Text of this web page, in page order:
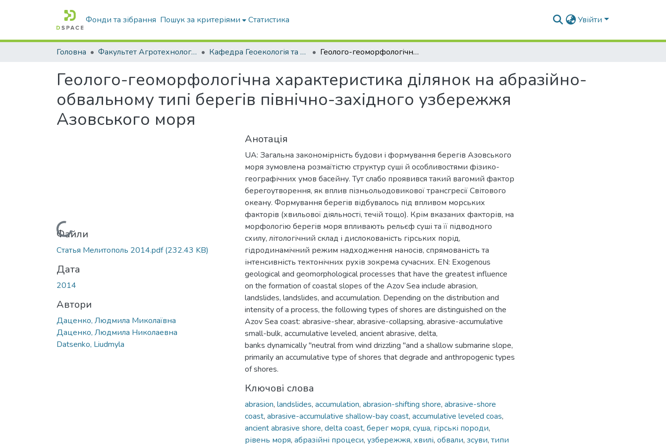
Фонди та зібрання Пошук за критеріями Статистика Увійти
Головна Факультет Агротехнологій та екології Кафедра Геоекологія та землеустрій Геолого-геоморфологічна характеристика ділянок на абразійно-обвальному типі берегів північно-західного узбережжя Азовського моря
Геолого-геоморфологічна характеристика ділянок на абразійно-
обвальному типі берегів північно-західного узбережжя
Азовського моря
Вантажиться...
Файли
Статья Мелитополь 2014.pdf(232.43 KB)
Дата
2014
Автори
Даценко, Людмила Миколаївна
Даценко, Людмила Николаевна
Datsenko, Liudmyla
Анотація
UA: Загальна закономірність будови і формування берегів Азовського
моря зумовлена розмаїтістю структур суші й особливостями фізико-
географічних умов басейну. Тут слабо проявився такий вагомий фактор
берегоутворення, як вплив пізньольодовикової трансгресії Світового
океану. Формування берегів відбувалось під впливом морських
факторів (хвильової діяльності, течій тощо). Крім вказаних факторів, на
морфологію берегів моря впливають рельєф суші та її підводного
схилу, літологічний склад і дислокованість гірських порід,
гідродинамічний режим надходження наносів, спрямованість та
інтенсивність тектонічних рухів зокрема сучасних. EN: Exogenous
geological and geomorphological processes that have the greatest influence
on the formation of coastal slopes of the Azov Sea include abrasion,
landslides, landslides, and accumulation. Depending on the distribution and
intensity of a process, the following types of shores are distinguished on the
Azov Sea coast: abrasive-shear, abrasive-collapsing, abrasive-accumulative
small-bulk, accumulative leveled, ancient abrasive, delta,
banks dynamically "neutral from wind drizzling "and a shallow submarine slope,
primarily an accumulative type of shores that degrade and anthropogenic types
of shores.
Ключові слова
abrasion, landslides, accumulation, abrasion-shifting shore, abrasive-shore
coast, abrasive-accumulative shallow-bay coast, accumulative leveled coas,
ancient abrasive shore, delta coast, берег моря, суша, гірські породи,
рівень моря, абразійні процеси, узбережжя, хвилі, обвали, зсуви, типи